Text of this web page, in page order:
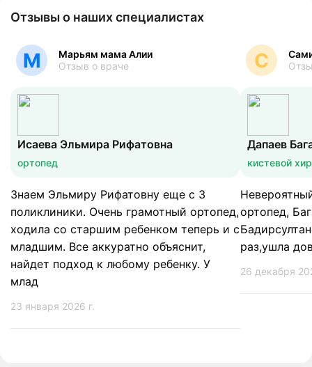
Отзывы о наших специалистах
М
Марьям мама Алии
Отзыв о враче
Исаева Эльмира Рифатовна
ортопед
Знаем Эльмиру Рифатовну еще с 3
поликлиники. Очень грамотный ортопед,
ходила со старшим ребенком теперь и с
младшим. Все аккуратно объяснит,
найдет подход к любому ребенку. У
млад
23 января 2026 г.
С
Дапаев
кистевой
ортопед,
раз,ушла
26 декабря